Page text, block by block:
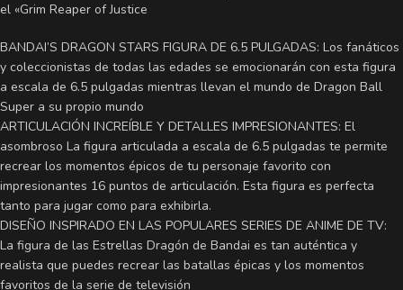
el «Grim Reaper of Justice
BANDAI’S DRAGON STARS FIGURA DE 6.5 PULGADAS: Los fanáticos
y coleccionistas de todas las edades se emocionarán con esta figura
a escala de 6.5 pulgadas mientras llevan el mundo de Dragon Ball
Super a su propio mundo
ARTICULACIÓN INCREÍBLE Y DETALLES IMPRESIONANTES: El
asombroso La figura articulada a escala de 6.5 pulgadas te permite
recrear los momentos épicos de tu personaje favorito con
impresionantes 16 puntos de articulación. Esta figura es perfecta
tanto para jugar como para exhibirla.
DISEÑO INSPIRADO EN LAS POPULARES SERIES DE ANIME DE TV:
La figura de las Estrellas Dragón de Bandai es tan auténtica y
realista que puedes recrear las batallas épicas y los momentos
favoritos de la serie de televisión